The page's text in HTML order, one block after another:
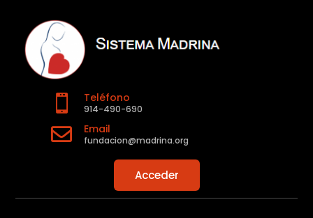
 Teléfono
914-490-690
 Email
fundacion@madrina.org
Acceder